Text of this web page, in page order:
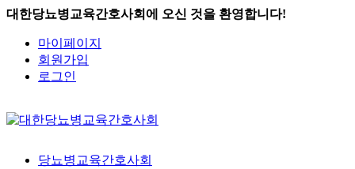
대한당뇨병교육간호사회에 오신 것을 환영합니다!
마이페이지
회원가입
로그인
당뇨병교육간호사회